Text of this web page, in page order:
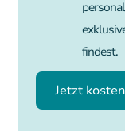
findest.
Jetzt